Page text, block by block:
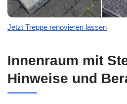
Jetzt Treppe renovieren lassen
Innenraum mit
Hinweise und